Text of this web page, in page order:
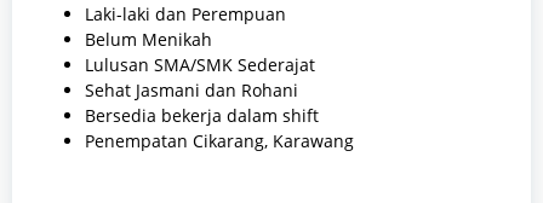
Laki-laki dan Perempuan
Belum Menikah
Lulusan SMA/SMK Sederajat
Sehat Jasmani dan Rohani
Bersedia bekerja dalam shift
Penempatan Cikarang, Karawang